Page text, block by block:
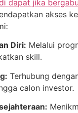
dapat jika
akses
Diri: Melalui
skill.
Terhubung
calon investor.